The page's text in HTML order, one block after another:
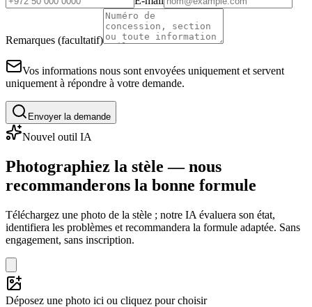
Remarques (facultatif)
Vos informations nous sont envoyées uniquement et servent
uniquement à répondre à votre demande.
Envoyer la demande
Nouvel outil IA
Photographiez la stèle — nous
recommanderons la bonne formule
Téléchargez une photo de la stèle ; notre IA évaluera son état,
identifiera les problèmes et recommandera la formule adaptée. Sans
engagement, sans inscription.
Déposez une photo ici ou cliquez pour choisir